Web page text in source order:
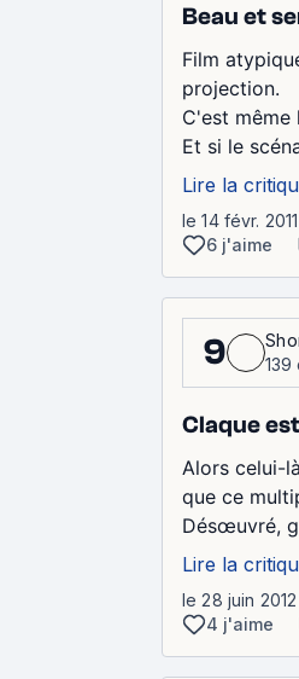
Beau et
Film
projection.
C'est même
Et si le
Lire la
le 14 févr. 2011
6 j'aime
9
139
Claque
Alors celui-
que ce
Désœuvré,
Lire la
le 28 juin 2012
4 j'aime